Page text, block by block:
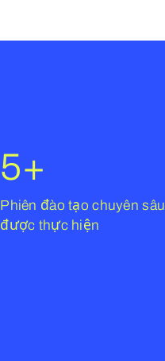
5+
Phiên đào tạo chuyên sâu
được thực hiện